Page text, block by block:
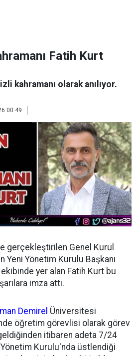
Fatih Kurt
kahramanı olarak anılıyor.
00:49
gerçekleştirilen Genel Kurul
Yeni Yönetim Kurulu Başkanı
ekibinde yer alan Fatih Kurt bu
imza attı.
Demirel Üniversitesi
öğretim görevlisi olarak görev
itibaren adeta 7/24
Kurulu'nda üstlendiği